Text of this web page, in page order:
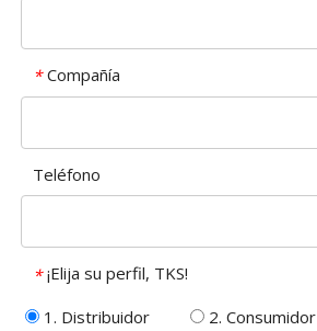
* Compañía
Teléfono
* ¡Elija su perfil, TKS!
1. Distribuidor
2. Consumidor